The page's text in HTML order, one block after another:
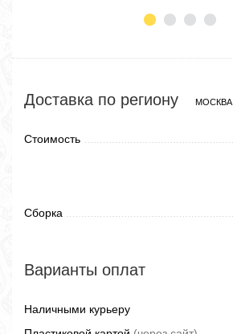
Доставка по региону МОСКВА
Стоимость
Сборка
Варианты оплат
Наличными курьеру